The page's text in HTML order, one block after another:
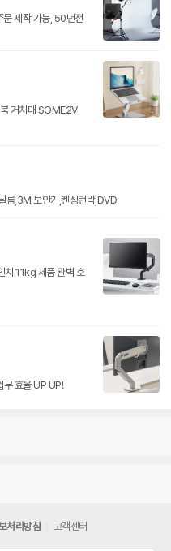
문 제작 가능, 50년전
거치대 SOME2V
름,3M 보안기,켄싱턴락,DVD
치 11kg 제품 완벽 호
무 효율 UP UP!
처리방침 고객센터